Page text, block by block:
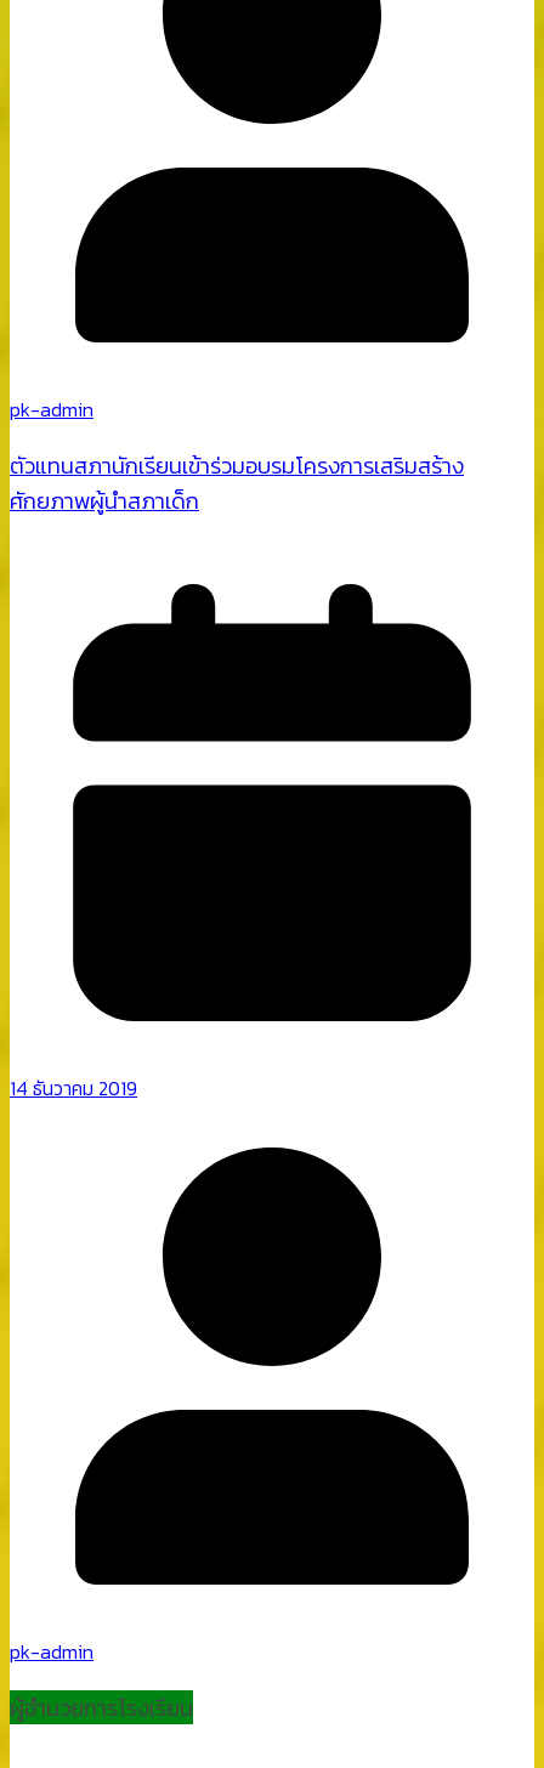
pk-admin
ตัวแทนสภานักเรียนเข้าร่วมอบรมโครงการเสริมสร้าง
ศักยภาพผู้นำสภาเด็ก
14 ธันวาคม 2019
pk-admin
ผู้อำนวยการโรงเรียน